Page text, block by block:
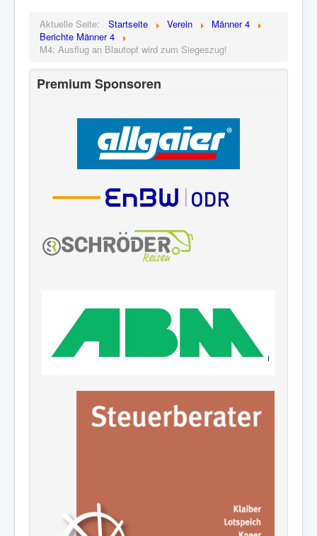
Aktuelle Seite: Startseite Verein
Männer 4
Berichte Männer 4
M4: Ausflug an Blautopf wird zum Siegeszug!
Premium Sponsoren